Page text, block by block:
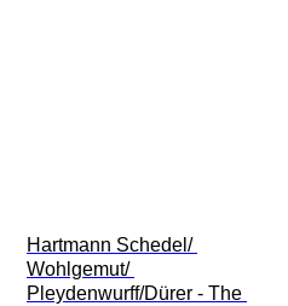
Hartmann Schedel/
Wohlgemut/
Pleydenwurff/Dürer - The